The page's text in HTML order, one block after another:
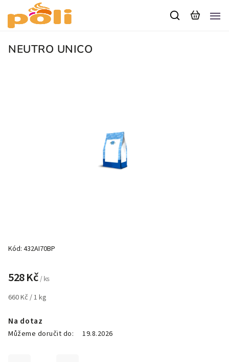
NEUTRO UNICO
Kód: 432AI70BP
528 Kč/ ks
660 Kč / 1 kg
Na dotaz
Můžeme doručit do: 19.8.2026